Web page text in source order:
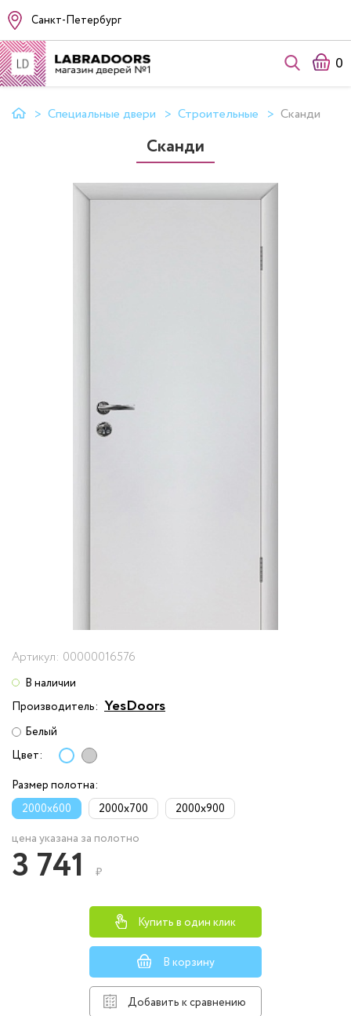
Санкт-Петербург
0
Специальные двери Строительные Сканди
Сканди
Артикул: 00000016576
В наличии
Производитель: YesDoors
Белый
Цвет:
Размер полотна:
2000x600
2000x700
2000x900
цена указана за полотно
3 741 ₽
Купить в один клик
В корзину
Добавить к сравнению